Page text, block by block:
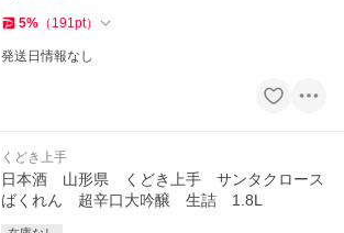
5% （ 191pt）
発送日情報なし
くどき上手
日本酒 山形県 くどき上手 サンタクロース
ばくれん 超辛口大吟醸 生詰 1.8L